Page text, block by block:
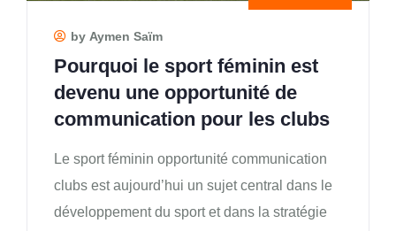
by Aymen Saïm
Pourquoi le sport féminin est
devenu une opportunité de
communication pour les clubs
Le sport féminin opportunité communication
clubs est aujourd’hui un sujet central dans le
développement du sport et dans la stratégie